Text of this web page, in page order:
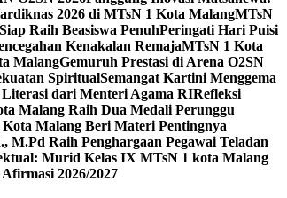
2026 di MTsN 1 Kota MalangMTsN
Raih Beasiswa PenuhPeringati Hari Puisi
Kenakalan RemajaMTsN 1 Kota
MalangGemuruh Prestasi di Arena O2SN
SpiritualSemangat Kartini Menggema
dari Menteri Agama RIRefleksi
Malang Raih Dua Medali Perunggu
Malang Beri Materi Pentingnya
M.Pd Raih Penghargaan Pegawai Teladan
Murid Kelas IX MTsN 1 kota Malang
2026/2027